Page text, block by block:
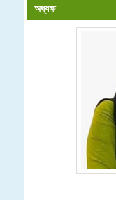
অধ্যক্ষ